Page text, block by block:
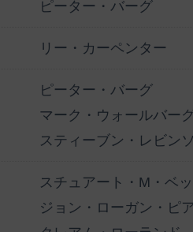
ピーター・バーグ
リー・カーペンター
ピーター・バーグ
マーク・ウォールバー
スティーブン・レビン
スチュアート・M・ベ
ジョン・ローガン・ピ